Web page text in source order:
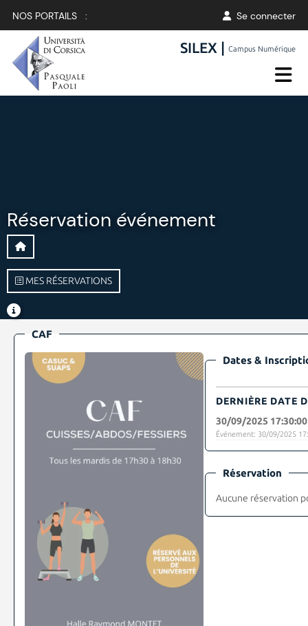
NOS PORTAILS : Se connecter
SILEX |Campus Numérique
Réservation événement
MES RÉSERVATIONS
CAF
Dates &
DERNIÈRE DATE
30/09/2025 17:30:00
Événement: 30/09/2025
Réservation
Aucune réservation